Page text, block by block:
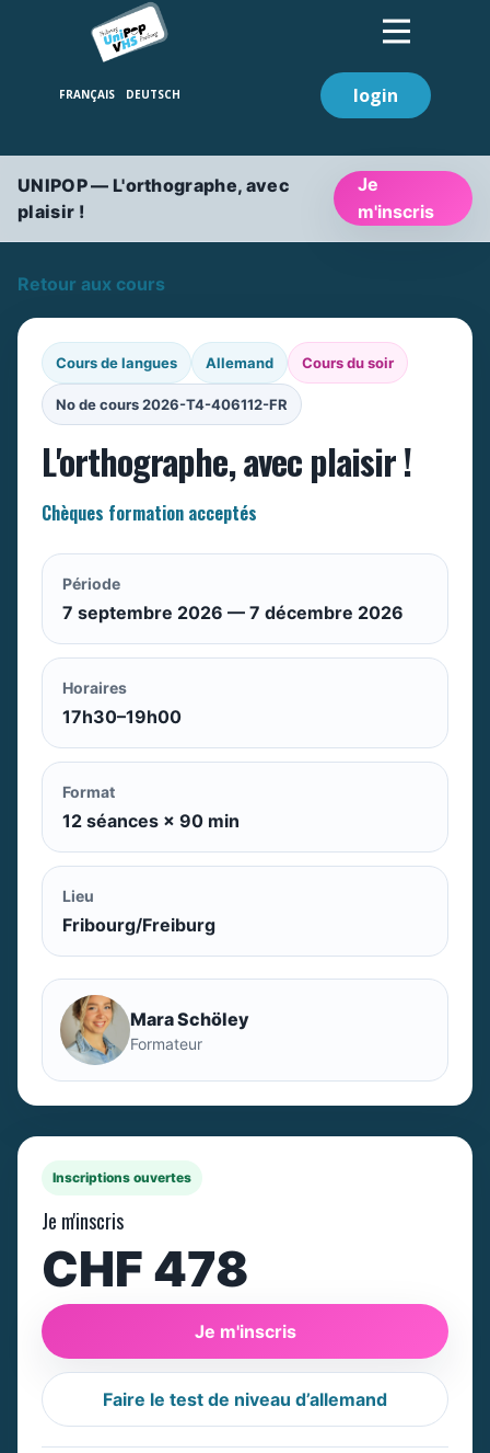
login
UNIPOP — L'orthographe, avec
plaisir !
Je
m'inscris
Retour aux cours
Cours de langues Allemand Cours du soir
No de cours 2026-T4-406112-FR
L'orthographe, avec plaisir !
Chèques formation acceptés
Période
7 septembre 2026 — 7 décembre 2026
Horaires
17h30–19h00
Format
12 séances × 90 min
Lieu
Fribourg/Freiburg
Mara Schöley
Formateur
Inscriptions ouvertes
Je m'inscris
CHF 478
Je m'inscris
Faire le test de niveau d’allemand